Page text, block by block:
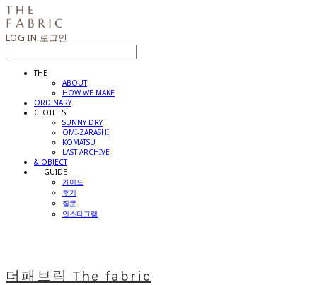
LOG IN 로그인
THE
ABOUT
HOW WE MAKE
ORDINARY
CLOTHES
SUNNY DRY
OMI-ZARASHI
KOMATSU
LAST ARCHIVE
& OBJECT
⠀⠀GUIDE
가이드
후기
질문
인스타그램
더패브릭 The fabric